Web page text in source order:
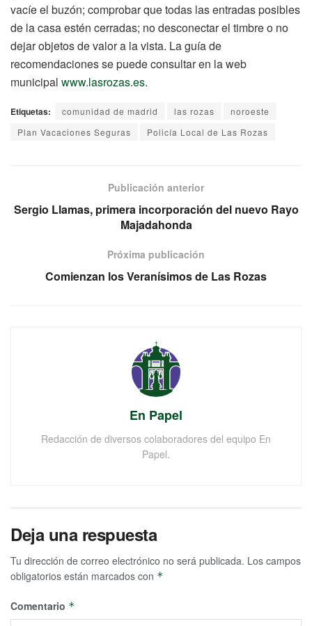
vacíe el buzón; comprobar que todas las entradas posibles
de la casa estén cerradas; no desconectar el timbre o no
dejar objetos de valor a la vista. La guía de
recomendaciones se puede consultar en la web
municipal www.lasrozas.es.
Etiquetas: comunidad de madrid las rozas
noroeste
Plan Vacaciones Seguras
Policía Local de Las Rozas
Publicación anterior
Sergio Llamas, primera incorporación del nuevo Rayo
Majadahonda
Próxima publicación
Comienzan los Veranísimos de Las Rozas
En Papel
Redacción de diversos colaboradores del equipo En
Papel.
Deja una respuesta
Tu dirección de correo electrónico no será publicada. Los campos
obligatorios están marcados con *
Comentario *